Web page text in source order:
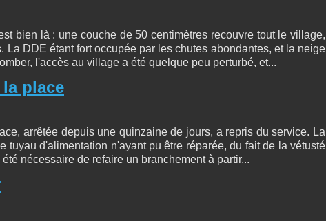
bien là : une couche de 50 centimètres recouvre tout le village,
La DDE étant fort occupée par les chutes abondantes, et la neige
l'accès au village a été quelque peu perturbé, et...
place
arrêtée depuis une quinzaine de jours, a repris du service. La
tuyau d'alimentation n'ayant pu être réparée, du fait de la vétusté
nécessaire de refaire un branchement à partir...